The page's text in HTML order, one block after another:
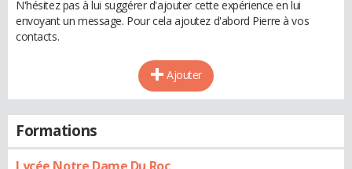
N'hésitez pas à lui suggérer d'ajouter cette expérience en lui
envoyant un message. Pour cela ajoutez d'abord Pierre à vos
contacts.
Ajouter
Formations